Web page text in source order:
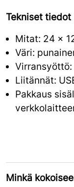
Tekniset tiedot
Mitat: 24 x
Väri:
Liitännät:
Pakkaus
Minkä